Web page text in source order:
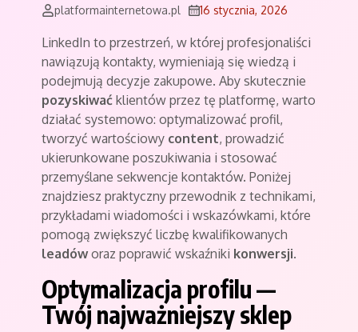
platformainternetowa.pl 16 stycznia, 2026
LinkedIn to przestrzeń, w której profesjonaliści
nawiązują kontakty, wymieniają się wiedzą i
podejmują decyzje zakupowe. Aby skutecznie
pozyskiwać klientów przez tę platformę, warto
działać systemowo: optymalizować profil,
tworzyć wartościowy content, prowadzić
ukierunkowane poszukiwania i stosować
przemyślane sekwencje kontaktów. Poniżej
znajdziesz praktyczny przewodnik z technikami,
przykładami wiadomości i wskazówkami, które
pomogą zwiększyć liczbę kwalifikowanych
leadów oraz poprawić wskaźniki konwersji.
Optymalizacja profilu —
Twój najważniejszy sklep